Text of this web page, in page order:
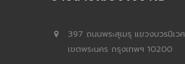
397 ถนนพระสุเมรุ แขวงบวรนิเวศ
เขตพระนคร กรุงเทพฯ 10200